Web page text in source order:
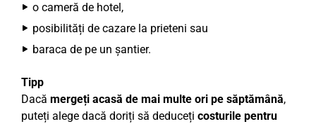
o cameră de hotel,
posibilități de cazare la prieteni sau
baraca de pe un șantier.
Tipp
Dacă mergeți acasă de mai multe ori pe săptămână,
puteți alege dacă doriți să deduceți costurile pentru